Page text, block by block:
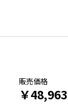
示部）
ィットしたサイ
販売価格
￥